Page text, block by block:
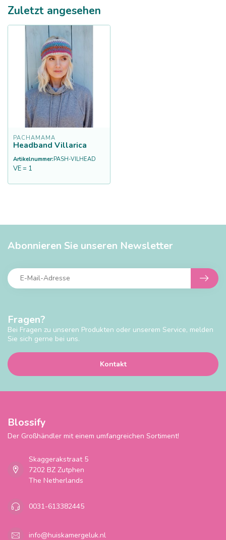
Zuletzt angesehen
PACHAMAMA
Headband Villarica
Artikelnummer:PASH-VILHEAD
VE = 1
Fragen?
Bei Fragen zu unseren Produkten oder unserem Service, melden
Sie sich gerne bei uns.
Kontakt
Abonnieren Sie unseren Newsletter
Blossify
Der Großhändler mit einem umfangreichen Sortiment!
Skaggerakstraat 5
7202 BZ Zutphen
The Netherlands
0031-613382445
info@huiskamergeluk.nl